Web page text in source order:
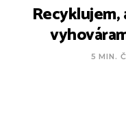
Recyklujem,
5 MIN.